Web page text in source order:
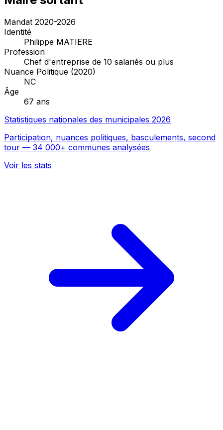
Mandat 2020-2026
Identité
Philippe MATIERE
Profession
Chef d'entreprise de 10 salariés ou plus
Nuance Politique (2020)
NC
Âge
67 ans
Statistiques nationales des municipales 2026
Participation, nuances politiques, basculements, second
tour — 34 000+ communes analysées
Voir les stats